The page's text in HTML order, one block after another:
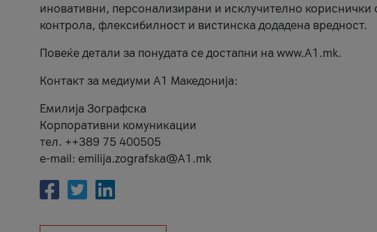
иновативни, персонализирани и исклучително
контрола, флексибилност и вистинска додадена вредност.
Повеќе детали за понудата се достапни на www.А1.mk.
Контакт за медиуми А1 Македонија:
Емилија Зографска
Корпоративни комуникации
тел. ++389 75 400505
e-mail: emilija.zografska@A1.mk